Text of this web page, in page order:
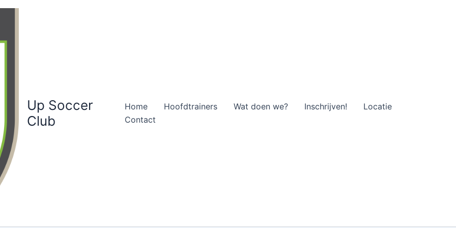
Up Soccer
Club
Home Hoofdtrainers Wat doen we? Inschrijven!
Locatie
Contact